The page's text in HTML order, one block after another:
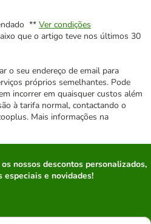
** Ver condições
que o artigo teve nos últimos 30
o seu endereço de email para
próprios semelhantes. Pode
incorrer em quaisquer custos além
à tarifa normal, contactando o
Mais informações na
nossos descontos personalizados,
especiais e novidades!